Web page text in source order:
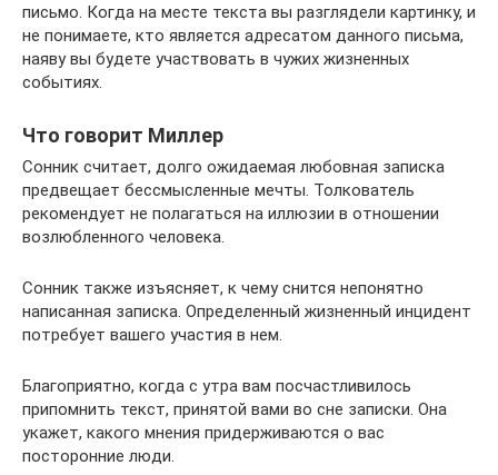
письмо. Когда на месте текста вы разглядели картинку, и
не понимаете, кто является адресатом данного письма,
наяву вы будете участвовать в чужих жизненных
событиях.
Что говорит Миллер
Сонник считает, долго ожидаемая любовная записка
предвещает бессмысленные мечты. Толкователь
рекомендует не полагаться на иллюзии в отношении
возлюбленного человека.
Сонник также изъясняет, к чему снится непонятно
написанная записка. Определенный жизненный инцидент
потребует вашего участия в нем.
Благоприятно, когда с утра вам посчастливилось
припомнить текст, принятой вами во сне записки. Она
укажет, какого мнения придерживаются о вас
посторонние люди.